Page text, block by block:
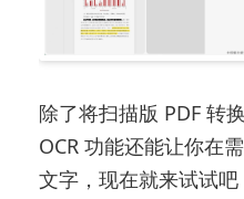
除了将扫描版 PDF 转
OCR 功能还能让你在
文字，现在就来试试吧